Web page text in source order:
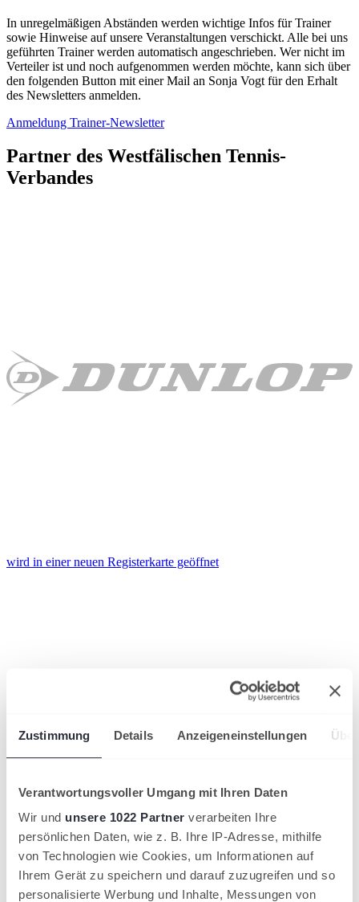
Zustimmung Details Anzeigeneinstellungen
Verantwortungsvoller Umgang mit Ihren Daten
Wir und unsere 1022 Partner verarbeiten Ihre
persönlichen Daten, wie z. B. Ihre IP-Adresse, mithilfe
von Technologien wie Cookies, um Informationen auf
Ihrem Gerät zu speichern und darauf zuzugreifen und so
personalisierte Werbung und Inhalte, Messungen von
In unregelmäßigen Abständen werden wichtige Infos für Trainer
sowie Hinweise auf unsere Veranstaltungen verschickt. Alle bei uns
geführten Trainer werden automatisch angeschrieben. Wer nicht im
Verteiler ist und noch aufgenommen werden möchte, kann sich über
den folgenden Button mit einer Mail an Sonja Vogt für den Erhalt
des Newsletters anmelden.
Anmeldung Trainer-Newsletter
Partner des Westfälischen Tennis-
Verbandes
wird in einer neuen Registerkarte geöffnet